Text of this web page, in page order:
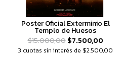
Poster Oficial Exterminio El
Templo de Huesos
$15.000,00$7.500,00
3 cuotas sin interés de $2.500,00